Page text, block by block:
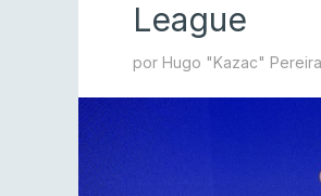
League
por Hugo "Kazac" Pereira